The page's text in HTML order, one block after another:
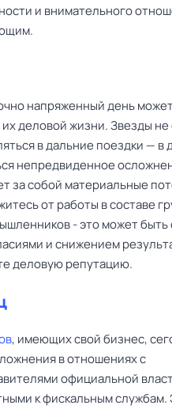
и внимательного
напряженный день
их деловой жизни. Звезды
в дальние поездки — в
непредвиденное
за собой материальные
от работы в составе
- это может быть
и снижением
деловую репутацию.
, имеющих свой бизнес,
в отношениях с
официальной
к фискальным